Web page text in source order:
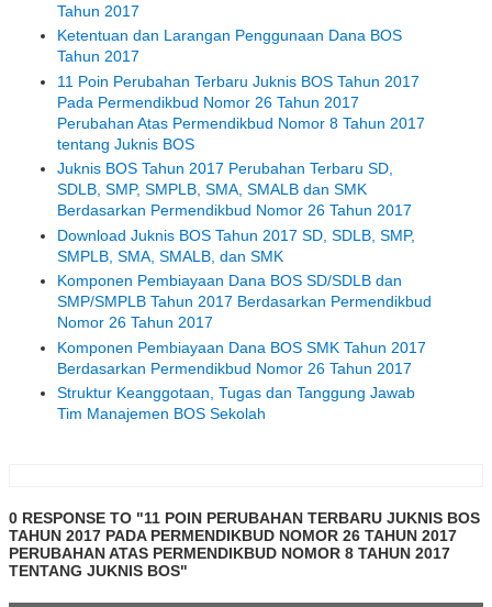
Tahun 2017
Ketentuan dan Larangan Penggunaan Dana BOS
Tahun 2017
11 Poin Perubahan Terbaru Juknis BOS Tahun 2017
Pada Permendikbud Nomor 26 Tahun 2017
Perubahan Atas Permendikbud Nomor 8 Tahun 2017
tentang Juknis BOS
Juknis BOS Tahun 2017 Perubahan Terbaru SD,
SDLB, SMP, SMPLB, SMA, SMALB dan SMK
Berdasarkan Permendikbud Nomor 26 Tahun 2017
Download Juknis BOS Tahun 2017 SD, SDLB, SMP,
SMPLB, SMA, SMALB, dan SMK
Komponen Pembiayaan Dana BOS SD/SDLB dan
SMP/SMPLB Tahun 2017 Berdasarkan Permendikbud
Nomor 26 Tahun 2017
Komponen Pembiayaan Dana BOS SMK Tahun 2017
Berdasarkan Permendikbud Nomor 26 Tahun 2017
Struktur Keanggotaan, Tugas dan Tanggung Jawab
Tim Manajemen BOS Sekolah
0 RESPONSE TO "11 POIN PERUBAHAN TERBARU JUKNIS BOS
TAHUN 2017 PADA PERMENDIKBUD NOMOR 26 TAHUN 2017
PERUBAHAN ATAS PERMENDIKBUD NOMOR 8 TAHUN 2017
TENTANG JUKNIS BOS"